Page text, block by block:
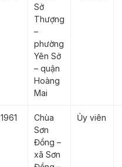
Sở
Thượng
–
phường
Yên Sở
– quận
Hoàng
Mai
1961
Chùa
Sơn
Đồng –
xã Sơn
Ủy viên